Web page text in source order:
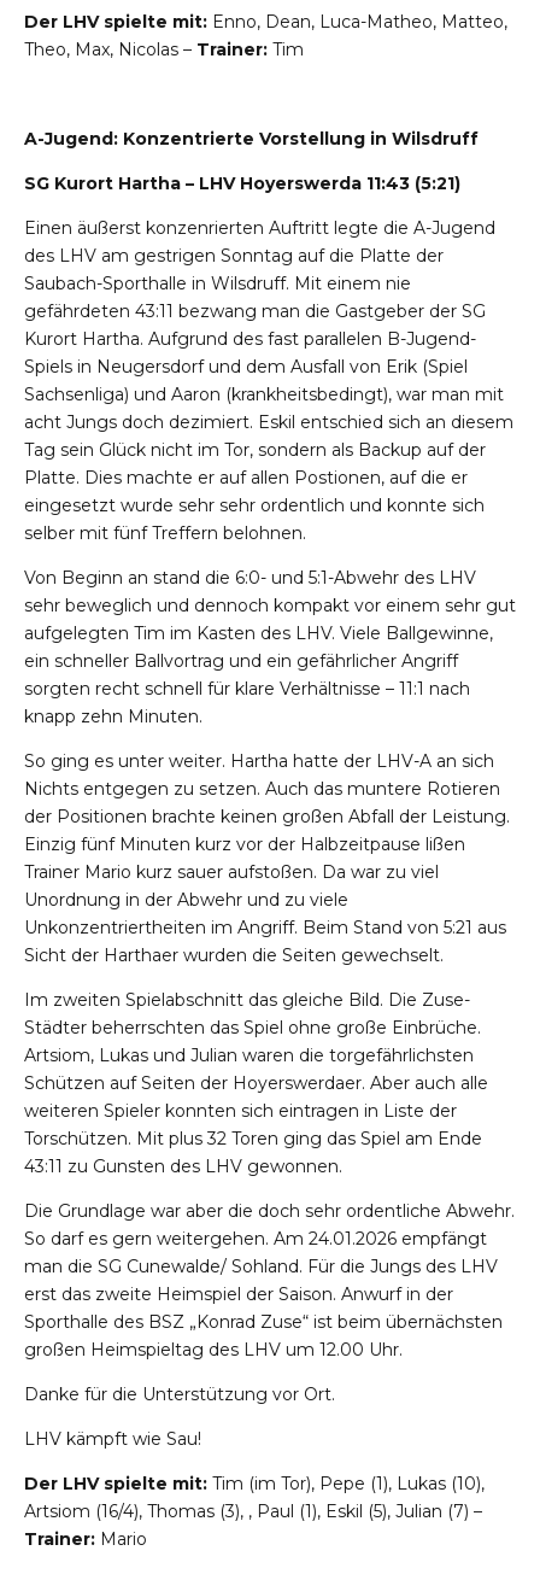
Der LHV spielte mit: Enno, Dean, Luca-Matheo, Matteo,
Theo, Max, Nicolas – Trainer: Tim
A-Jugend: Konzentrierte Vorstellung in Wilsdruff
SG Kurort Hartha – LHV Hoyerswerda 11:43 (5:21)
Einen äußerst konzenrierten Auftritt legte die A-Jugend
des LHV am gestrigen Sonntag auf die Platte der
Saubach-Sporthalle in Wilsdruff. Mit einem nie
gefährdeten 43:11 bezwang man die Gastgeber der SG
Kurort Hartha. Aufgrund des fast parallelen B-Jugend-
Spiels in Neugersdorf und dem Ausfall von Erik (Spiel
Sachsenliga) und Aaron (krankheitsbedingt), war man mit
acht Jungs doch dezimiert. Eskil entschied sich an diesem
Tag sein Glück nicht im Tor, sondern als Backup auf der
Platte. Dies machte er auf allen Postionen, auf die er
eingesetzt wurde sehr sehr ordentlich und konnte sich
selber mit fünf Treffern belohnen.
Von Beginn an stand die 6:0- und 5:1-Abwehr des LHV
sehr beweglich und dennoch kompakt vor einem sehr gut
aufgelegten Tim im Kasten des LHV. Viele Ballgewinne,
ein schneller Ballvortrag und ein gefährlicher Angriff
sorgten recht schnell für klare Verhältnisse – 11:1 nach
knapp zehn Minuten.
So ging es unter weiter. Hartha hatte der LHV-A an sich
Nichts entgegen zu setzen. Auch das muntere Rotieren
der Positionen brachte keinen großen Abfall der Leistung.
Einzig fünf Minuten kurz vor der Halbzeitpause lißen
Trainer Mario kurz sauer aufstoßen. Da war zu viel
Unordnung in der Abwehr und zu viele
Unkonzentriertheiten im Angriff. Beim Stand von 5:21 aus
Sicht der Harthaer wurden die Seiten gewechselt.
Im zweiten Spielabschnitt das gleiche Bild. Die Zuse-
Städter beherrschten das Spiel ohne große Einbrüche.
Artsiom, Lukas und Julian waren die torgefährlichsten
Schützen auf Seiten der Hoyerswerdaer. Aber auch alle
weiteren Spieler konnten sich eintragen in Liste der
Torschützen. Mit plus 32 Toren ging das Spiel am Ende
43:11 zu Gunsten des LHV gewonnen.
Die Grundlage war aber die doch sehr ordentliche Abwehr.
So darf es gern weitergehen. Am 24.01.2026 empfängt
man die SG Cunewalde/ Sohland. Für die Jungs des LHV
erst das zweite Heimspiel der Saison. Anwurf in der
Sporthalle des BSZ „Konrad Zuse“ ist beim übernächsten
großen Heimspieltag des LHV um 12.00 Uhr.
Danke für die Unterstützung vor Ort.
LHV kämpft wie Sau!
Der LHV spielte mit: Tim (im Tor), Pepe (1), Lukas (10),
Artsiom (16/4), Thomas (3), , Paul (1), Eskil (5), Julian (7) –
Trainer: Mario